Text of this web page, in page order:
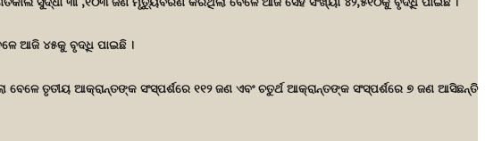
ଆଜି ୪୫କୁ ବୃଦ୍ଧି ପାଇଛି ।
ତୃତୀୟ ଆକ୍ରାନ୍ତଙ୍କ ସଂସ୍ପର୍ଶରେ ୧୧୨ ଜଣ ଏବଂ ଚତୁର୍ଥ ଆକ୍ରାନ୍ତଙ୍କ ସଂସ୍ପର୍ଶରେ ୭ ଜଣ ଆସିଛନ୍ତି